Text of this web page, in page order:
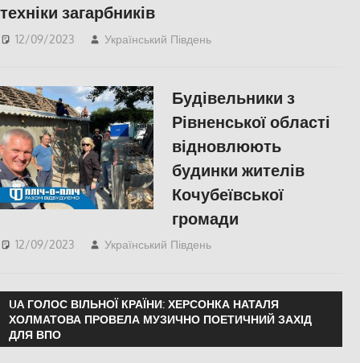
техніки загарбників
12/09/2023 Український Південь
Будівельники з
Рівненської області
відновлюють
будинки жителів
Кочубеївської
громади
12/09/2023 Український Південь
UA ГОЛОС ВІЛЬНОЇ КРАЇНИ: ХЕРСОНКА НАТАЛЯ
ХОЛМАТОВА ПРОВЕЛА МУЗИЧНО ПОЕТИЧНИЙ ЗАХІД
ДЛЯ ВПО